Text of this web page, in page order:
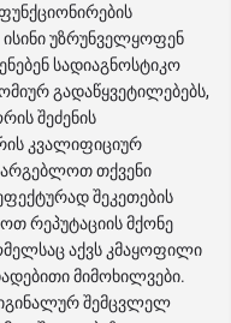
უზრუნველყოფენ
სადიაგნოსტიკო
გადაწყვეტილებებს,
შეძენის
კვალიფიციურ
თქვენი
შეკეთების
რეპუტაციის მქონე
აქვს კმაყოფილი
მიმოხილვები.
შემცვლელ